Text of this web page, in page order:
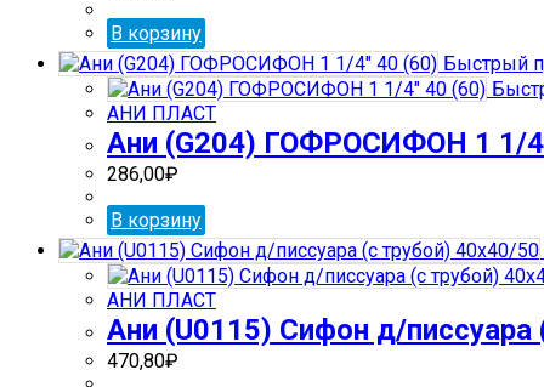
В корзину
Быстрый
АНИ ПЛАСТ
Ани (G204) ГОФРОСИФОН 1 1/
286,00₽
В корзину
АНИ ПЛАСТ
Ани (U0115) Сифон д/писсуара
470,80₽